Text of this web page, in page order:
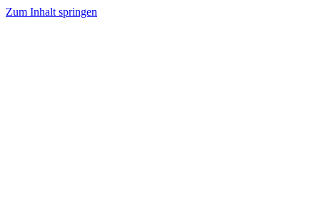
Zum Inhalt springen